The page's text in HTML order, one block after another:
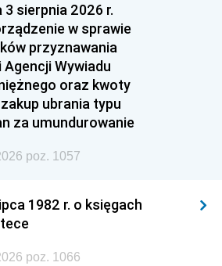
1953
1950
1947
1944 1939
1937 1936
1934
1928 1927
3 sierpnia 2026 r.
w sprawie
przyznawania
Wywiadu
oraz kwoty
ubrania typu
za umundurowanie
poz. 1057
1982 r. o księgach
poz. 1066